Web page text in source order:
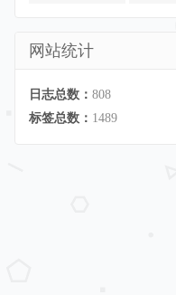
网站统计
日志总数： 808
标签总数： 1489